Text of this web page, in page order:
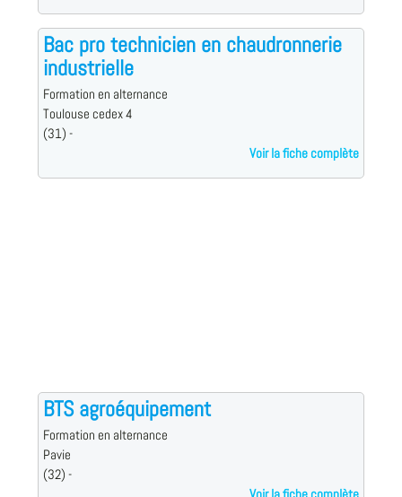
Bac pro technicien en chaudronnerie
industrielle
Formation en alternance
Toulouse cedex 4
(31) -
Voir la fiche complète
BTS agroéquipement
Formation en alternance
Pavie
(32) -